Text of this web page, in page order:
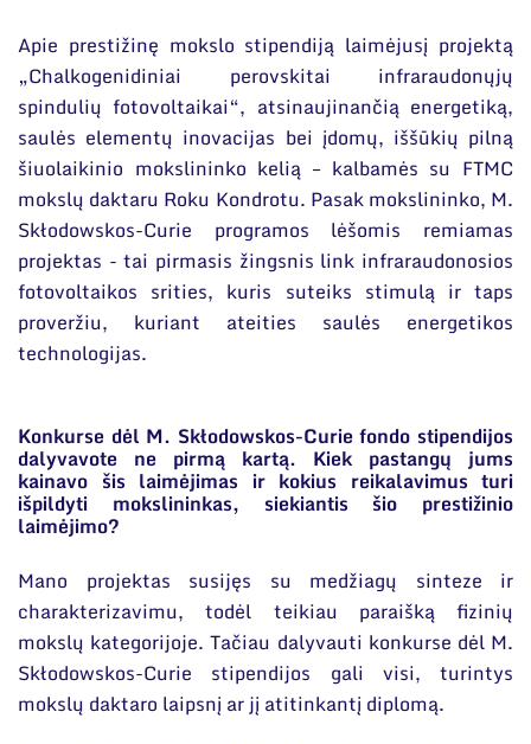
Apie prestižinę mokslo stipendiją laimėjusį projektą
„Chalkogenidiniai perovskitai infraraudonųjų
spindulių fotovoltaikai“, atsinaujinančią energetiką,
saulės elementų inovacijas bei įdomų, iššūkių pilną
šiuolaikinio mokslininko kelią – kalbamės su FTMC
mokslų daktaru Roku Kondrotu. Pasak mokslininko, M.
Skłodowskos-Curie programos lėšomis remiamas
projektas - tai pirmasis žingsnis link infraraudonosios
fotovoltaikos srities, kuris suteiks stimulą ir taps
proveržiu, kuriant ateities saulės energetikos
technologijas.
Konkurse dėl M. Skłodowskos-Curie fondo stipendijos
dalyvavote ne pirmą kartą. Kiek pastangų jums
kainavo šis laimėjimas ir kokius reikalavimus turi
išpildyti mokslininkas, siekiantis šio prestižinio
laimėjimo?
Mano projektas susijęs su medžiagų sinteze ir
charakterizavimu, todėl teikiau paraišką fizinių
mokslų kategorijoje. Tačiau dalyvauti konkurse dėl M.
Skłodowskos-Curie stipendijos gali visi, turintys
mokslų daktaro laipsnį ar jį atitinkantį diplomą.